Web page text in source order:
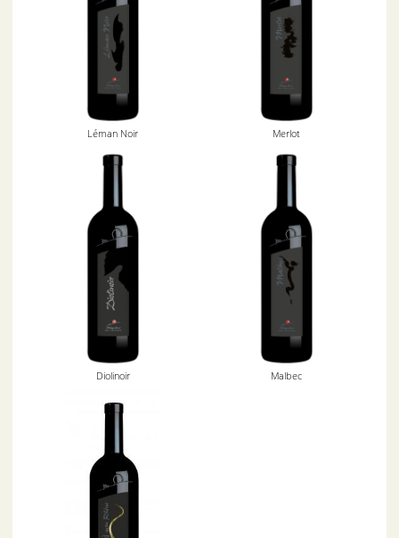
Léman Noir Merlot
Diolinoir Malbec